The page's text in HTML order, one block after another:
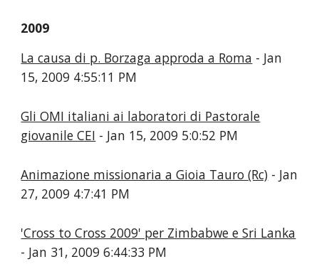
2009
La causa di p. Borzaga approda a Roma - Jan
15, 2009 4:55:11 PM
Gli OMI italiani ai laboratori di Pastorale
giovanile CEI - Jan 15, 2009 5:0:52 PM
Animazione missionaria a Gioia Tauro (Rc) - Jan
27, 2009 4:7:41 PM
'Cross to Cross 2009' per Zimbabwe e Sri Lanka
- Jan 31, 2009 6:44:33 PM